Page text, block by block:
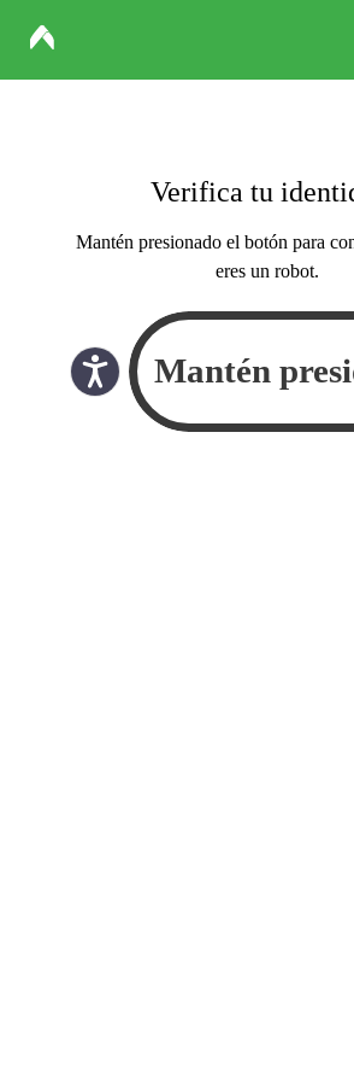
Verifica tu
Mantén presionado el botón para
eres un robot.